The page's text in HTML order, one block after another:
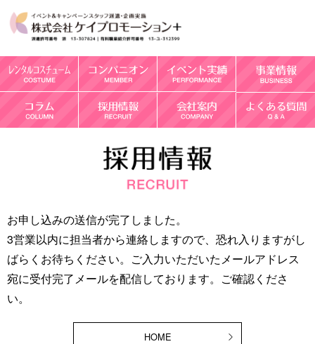
お申し込みの送信が完了しました。
3営業以内に担当者から連絡しますので、恐れ入りますがし
ばらくお待ちください。ご入力いただいたメールアドレス
宛に受付完了メールを配信しております。ご確認くださ
い。
HOME